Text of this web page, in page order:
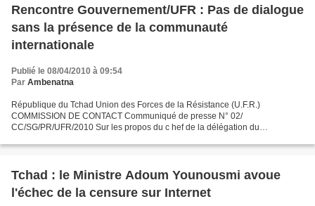
Rencontre Gouvernement/UFR : Pas de dialogue
sans la présence de la communauté
internationale
Publié le 08/04/2010 à 09:54
Par Ambenatna
République du Tchad Union des Forces de la Résistance (U.F.R.)
COMMISSION DE CONTACT Communiqué de presse N° 02/
CC/SG/PR/UFR/2010 Sur les propos du c hef de la délégation du
sa...
Tchad : le Ministre Adoum Younousmi avoue
l'échec de la censure sur Internet